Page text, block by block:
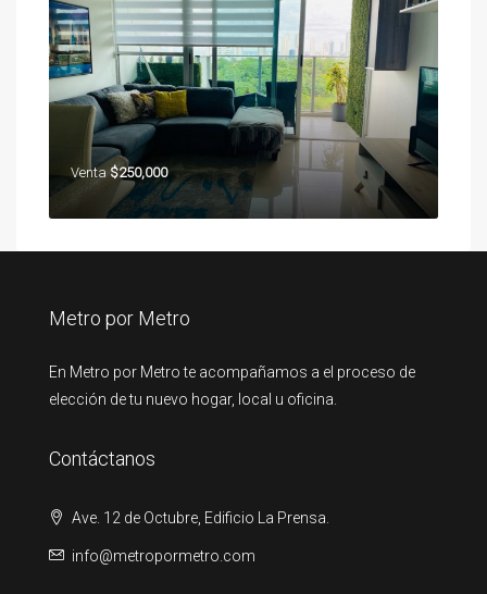
Venta$250,000
Metro por Metro
En Metro por Metro te acompañamos a el proceso de
elección de tu nuevo hogar, local u oficina.
Contáctanos
Ave. 12 de Octubre, Edificio La Prensa.
info@metropormetro.com